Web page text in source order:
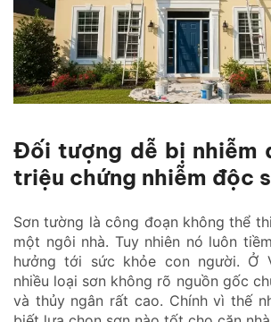
Đối tượng dễ bị nhiễm
triệu chứng nhiễm độc
Sơn tường là công đoạn không thể
một ngôi nhà. Tuy nhiên nó luôn
hưởng tới sức khỏe con người. Ở
nhiều loại sơn không rõ nguồn gốc
và thủy ngân rất cao. Chính vì thế